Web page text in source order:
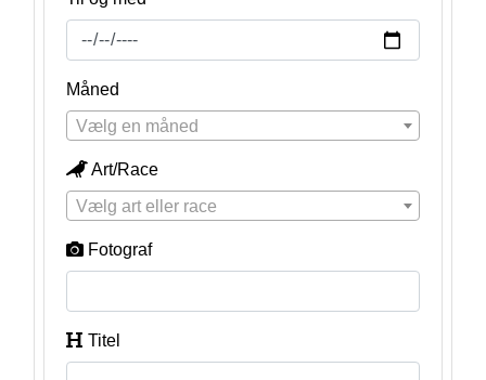
Måned
Vælg en måned
Art/Race
Vælg art eller race
Fotograf
Titel